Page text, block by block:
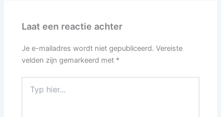
Laat een reactie achter
Je e-mailadres wordt niet gepubliceerd. Vereiste
velden zijn gemarkeerd met *
hier...